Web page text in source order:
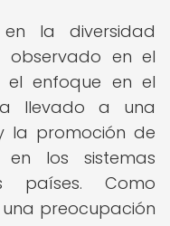
la diversidad
observado en el
el enfoque en el
llevado a una
la promoción de
en los sistemas
países. Como
preocupación